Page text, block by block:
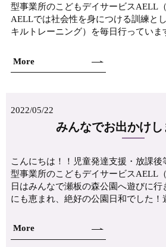
型事業所のこどもデイサービスAELL
AELLでは社会性を身につける訓練と
キルトレーニング）を毎日行ってい
More
2022/05/22
みんなでお出かけし
こんにちは！！児童発達支援・放課
型事業所のこどもデイサービスAELL
日はみんなで瀬板の森公園へ遊びに
にも恵まれ、絶好の公園日和でした
More